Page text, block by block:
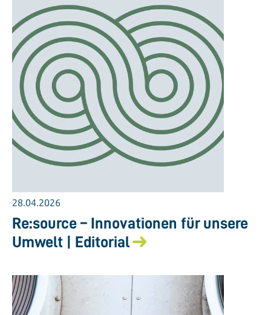
28.04.2026
Re:source – Innovationen für unsere
Umwelt | Editorial